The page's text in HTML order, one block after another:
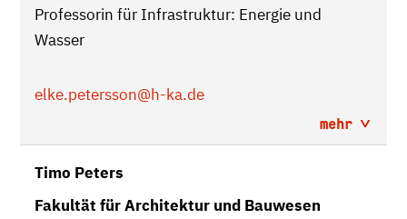
Professorin für Infrastruktur: Energie und
Wasser
elke.petersson@h-ka.de
mehr
Timo Peters
Fakultät für Architektur und Bauwesen